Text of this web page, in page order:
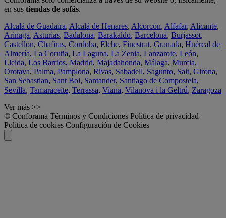
en sus tiendas de sofás.
Alcalá de Guadaíra, Alcalá de Henares, Alcorcón, Alfafar, Alicante,
Arinaga, Asturias, Badalona, Barakaldo, Barcelona, Burjassot,
Castellón, Chafiras, Cordoba, Elche, Finestrat, Granada, Huércal de
Almería, La Coruña, La Laguna, La Zenia, Lanzarote, León,
Lleida, Los Barrios, Madrid, Majadahonda, Málaga, Murcia,
Orotava, Palma, Pamplona, Rivas, Sabadell, Sagunto, Salt, Girona,
San Sebastian, Sant Boi, Santander, Santiago de Compostela,
Sevilla, Tamaraceite, Terrassa, Viana, Vilanova i la Geltrú, Zaragoza
Ver más >>
© Conforama Términos y Condiciones Política de privacidad
Política de cookies Configuración de Cookies